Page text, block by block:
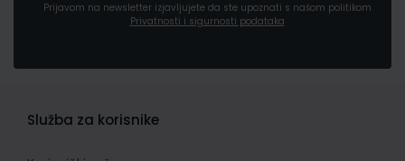
Prijavom na newsletter izjavljujete da ste upoznati s našom politikom
Privatnosti i sigurnosti podataka
Služba za korisnike